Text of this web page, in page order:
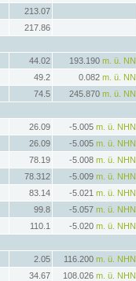
213.07
217.86
44.02 193.190 m. ü. NN
49.2 0.082 m. ü. NN
74.5 245.870 m. ü. NN
26.09 -5.005 m. ü. NHN
26.09 -5.005 m. ü. NHN
78.19 -5.008 m. ü. NHN
78.312 -5.009 m. ü. NHN
83.14 -5.021 m. ü. NHN
99.8 -5.057 m. ü. NHN
110.1 -5.020 m. ü. NHN
2.05 116.200 m. ü. NHN
34.67 108.026 m. ü. NHN